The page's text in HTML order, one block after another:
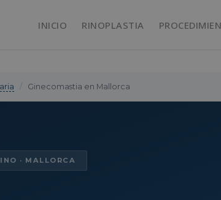
INICIO RINOPLASTIA
/ Ginecomastia en Mallorca
· MALLORCA